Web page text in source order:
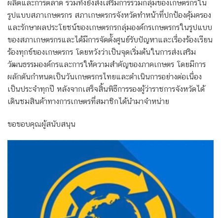
ผลิตและการตลาด รวมทั้งยังส่งเสริมการรวมกลุ่มของเกษตรกรใน
รูปแบบสภาเกษตรกร สภาเกษตรกรจังหวัดทำหน้าที่ปกป้องคุ้มครอง
และรักษาผลประโยชน์ของเกษตรกรกลุ่มองค์กรเกษตรกรในรูปแบบ
ของสภาเกษตรกรและได้มีการจัดตั้งศูนย์รับปัญหาและเรื่องร้องเรียน
ร้องทุกข์ของเกษตรกร โดยหวังว่าเป็นจุดเริ่มต้นในการส่งเสริม
วัฒนธรรมองค์กรและการให้ความสำคัญของภาคเกษตร โดยมีการ
ผลักดันกำหนดเป็นวันเกษตรกรไทยและดำเนินการอย่างต่อเนื่อง
เป็นประจำทุกปี หลังจากเสร็จสิ้นพิธีการรองผู้ว่าราชการจังหวัดได้
เดินชมสินค้าทางการเกษตรที่สมาชิกได้นำมาจำหน่าย
ขอขอบคุณผู้สนับสนุน